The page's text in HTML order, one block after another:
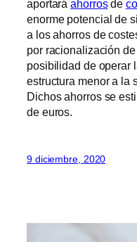
aportaráahorrosde
enorme potencial de
a los ahorros de
por racionalización de
posibilidad de operar
estructura menor a la
Dichos ahorros se
de euros.
9 diciembre, 2020